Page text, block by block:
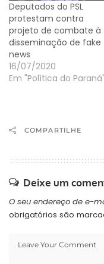
Deputados do PSL
protestam contra
projeto de combate à
disseminação de fake
news
16/07/2020
Em "Política do Paraná"
COMPARTILHE
Deixe um
O seu endereço de e-
obrigatórios são